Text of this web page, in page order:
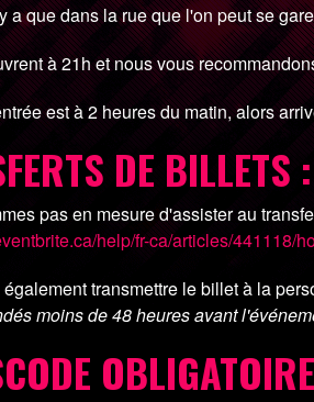
a que dans la rue que l'on peut se
à 21h et nous vous
est à 2 heures du matin, alors
DE BILLETS :
pas en mesure d'assister au
help/fr-ca/articles/441118/
transmettre le billet à la
moins de 48 heures avant